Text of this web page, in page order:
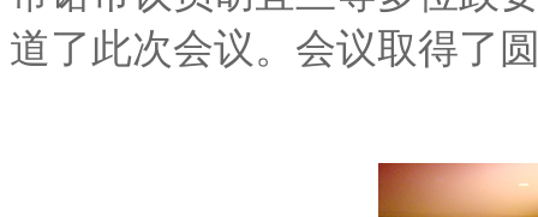
道了此次会议。会议取得了